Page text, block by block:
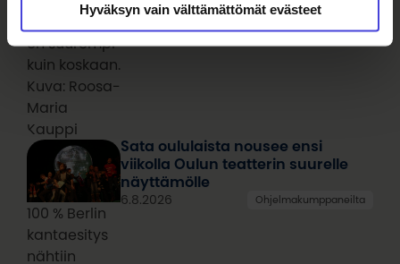
Hyväksyn vain välttämättömät evästeet
kisojen lava
on suurempi
kuin koskaan.
Kuva: Roosa-
Maria
Kauppi
100 % Berlin
kantaesitys
nähtiin
Sata oululaista nousee ensi
viikolla Oulun teatterin suurelle
näyttämölle
6.8.2026 Ohjelmakumppaneilta